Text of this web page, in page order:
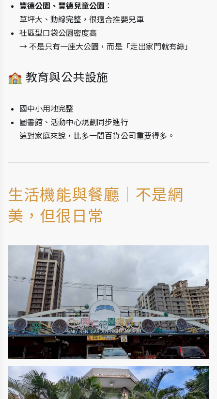
豐德公園、豐德兒童公園 ：
草坪大、動線完整，很適合推嬰兒車
社區型口袋公園密度高
→ 不是只有一座大公園，而是「走出家門就有綠」
🏫 教育與公共設施
國中小用地完整
圖書館、活動中心規劃同步進行
這對家庭來說，比多一間百貨公司重要得多。
生活機能與餐廳｜不是網
美，但很日常